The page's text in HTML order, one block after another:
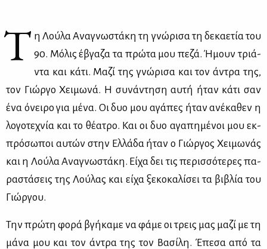
Τ η Λού­λα Ανα­γνω­στά­κη τη γνώ­ρι­σα τη δε­κα­ε­τία του
90. Μό­λις έβγα­ζα τα πρώ­τα μου πε­ζά. Ήμουν τριά­
ντα και κά­τι. Μα­ζί της γνώ­ρι­σα και τον άντρα της,
τον Γιώρ­γο Χει­μω­νά. Η συ­νά­ντη­ση αυ­τή ήταν κά­τι σαν
ένα όνει­ρο για μέ­να. Οι δυο μου αγά­πες ήταν ανέ­κα­θεν η
λο­γο­τε­χνία και το θέ­α­τρο. Και οι δυο αγα­πη­μέ­νοι μου εκ­
πρό­σω­ποι αυ­τών στην Ελ­λά­δα ήταν ο Γιώρ­γος Χει­μω­νάς
και η Λού­λα Ανα­γνω­στά­κη. Εί­χα δει τις πε­ρισ­σό­τε­ρες πα­
ρα­στά­σεις της Λού­λας και εί­χα ξε­κο­κα­λί­σει τα βι­βλία του
Γιώρ­γου.
Την πρώ­τη φο­ρά βγή­κα­με να φά­με οι τρεις μας μα­ζί με τη
μά­να μου και τον άντρα της τον Βα­σί­λη. Έπε­σα από τα